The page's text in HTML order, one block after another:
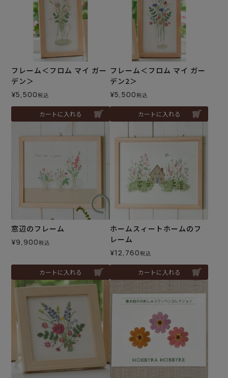
フレーム＜フロム マイ ガー
デン＞
¥5,500税込
カートに入れる
フレーム＜フロム マイ ガー
デン2＞
¥5,500税込
カートに入れる
窓辺のフレーム
¥9,900税込
カートに入れる
ホームスィートホームのフ
レーム
¥12,760税込
カートに入れる